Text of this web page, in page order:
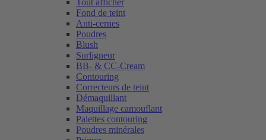
Tout afficher
Fond de teint
Anti-cernes
Poudres
Blush
Surligneur
BB- & CC-Cream
Contouring
Correcteurs de teint
Démaquillant
Maquillage camouflant
Palettes contouring
Poudres minérales